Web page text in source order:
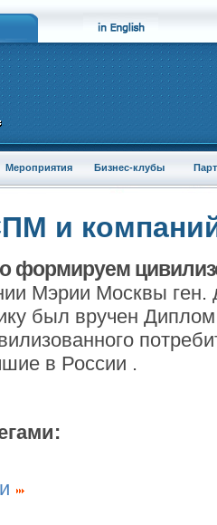
Мероприятия Бизнес-клубы
и
формируем
Мэрии Москвы ген.
был вручен Диплом
в России .